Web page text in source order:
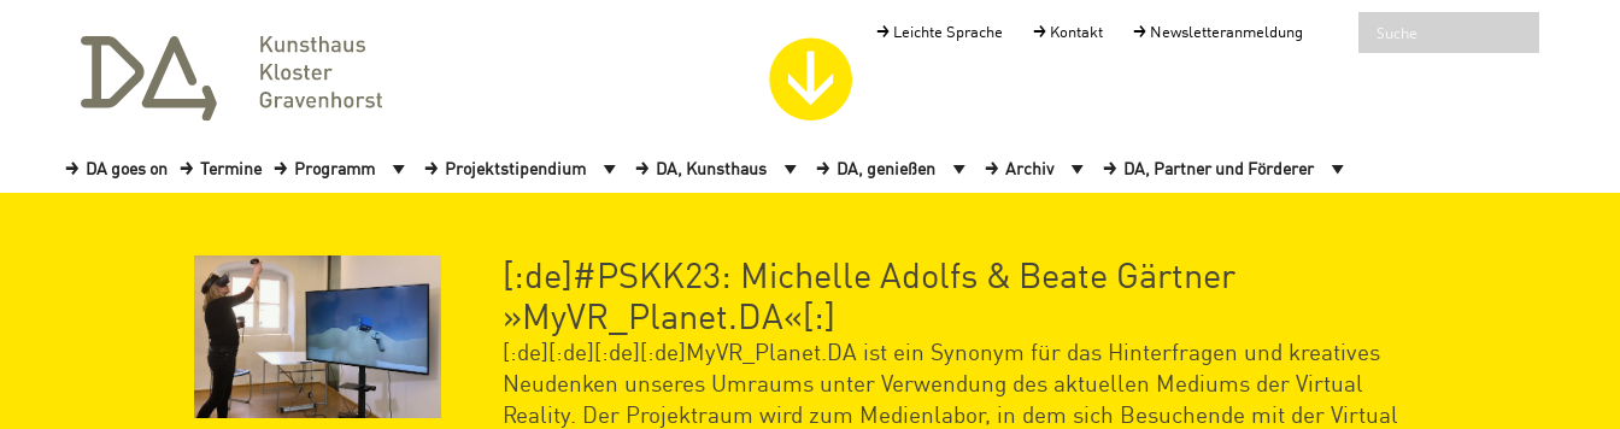
Leichte Sprache Kontakt Newsletteranmeldung
DA goes on Termine Programm Projektstipendium DA, Kunsthaus DA, genießen Archiv DA, Partner und Förderer
[:de]#PSKK23: Michelle Adolfs & Beate Gärtner
»MyVR_Planet.DA«[:]
[:de][:de][:de][:de]MyVR_Planet.DA ist ein Synonym für das Hinterfragen und kreatives
Neudenken unseres Umraums unter Verwendung des aktuellen Mediums der Virtual
Reality. Der Projektraum wird zum Medienlabor, in dem sich Besuchende mit der Virtual